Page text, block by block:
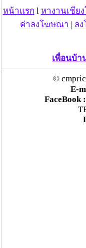
หน้าแรก l หางานเชีย
ค่าลงโฆษณา | ล
เพื่อนบ้า
©
E-
FaceBook :